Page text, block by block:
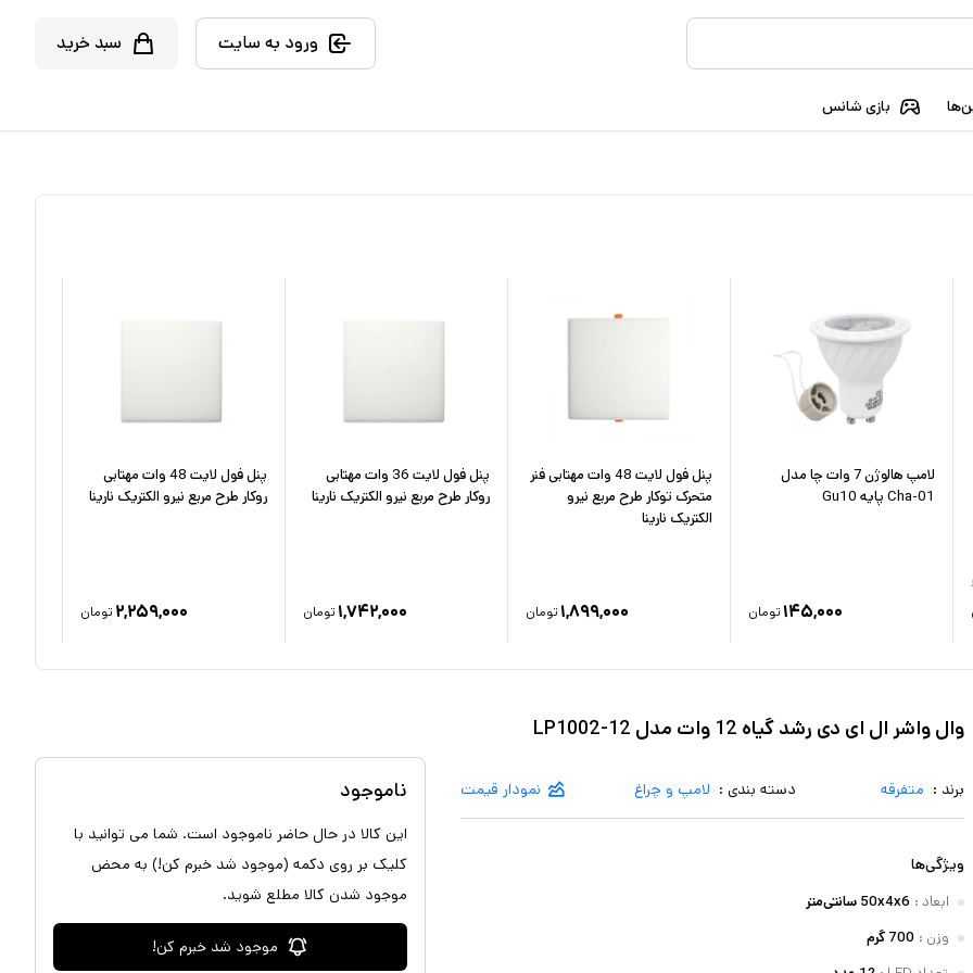
ورود به سایت سبد خرید
بازی شانس
لامپ هالوژن 7 وات چا مدل
Cha-01 پایه Gu10
۱۴۵,۰۰۰ تومان
پنل فول لایت 48 وات مهتابی فنر
متحرک توکار طرح مربع نیرو
الکتریک نارینا
۱,۸۹۹,۰۰۰ تومان
پنل فول لایت 36 وات مهتابی
روکار طرح مربع نیرو الکتریک نارینا
۱,۷۴۲,۰۰۰ تومان
پنل فول لایت 48 وات مهتابی
روکار طرح مربع نیرو الکتریک نارینا
۲,۲۵۹,۰۰۰ تومان
وال واشر ال ای دی رشد گیاه 12 وات مدل LP1002-12
برند : متفرقه دسته بندی : لامپ و چراغ نمودار قیمت
ویژگی‌ها
ابعاد : 50x4x6 سانتی‌متر
وزن : 700 گرم
ناموجود
این کالا در حال حاضر ناموجود است. شما می توانید با
کلیک بر روی دکمه (موجود شد خبرم کن!) به محض
موجود شدن کالا مطلع شوید.
موجود شد خبرم کن!